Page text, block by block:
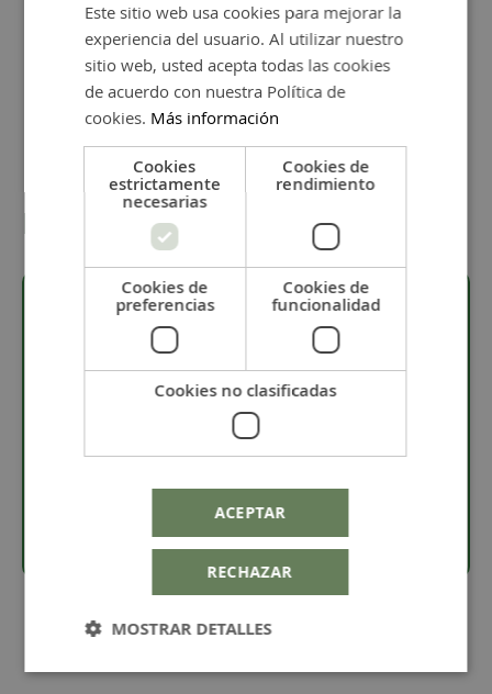
+
Añadir al carrito
Detalles
Descripción
· Colgante con baño flash dorado.
· Pieza con varios tonos esmaltados.
Este sitio web usa cookies para mejorar la
experiencia del usuario. Al utilizar nuestro
sitio web, usted acepta todas las cookies
de acuerdo con nuestra Política de
cookies. Más información
Cookies
estrictamente
necesarias
Cookies de
rendimiento
Cookies de
preferencias
Cookies de
funcionalidad
Cookies no clasificadas
ACEPTAR
RECHAZAR
MOSTRAR DETALLES